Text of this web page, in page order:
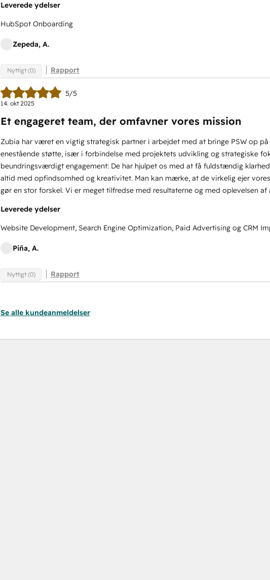
Leverede ydelser
HubSpot Onboarding
Zepeda, A.
Nyttigt (0) Rapport
5/5
14. okt 2025
Et engageret team, der omfavner vores mission
Zubia har været en vigtig strategisk partner i arbejdet med at bringe PSW op
enestående støtte, især i forbindelse med projektets udvikling og strategiske
beundringsværdigt engagement: De har hjulpet os med at få fuldstændig
altid med opfindsomhed og kreativitet. Man kan mærke, at de virkelig ejer
gør en stor forskel. Vi er meget tilfredse med resultaterne og med oplevelsen
Leverede ydelser
Website Development, Search Engine Optimization, Paid Advertising og CRM
Piña, A.
Nyttigt (0) Rapport
Se alle kundeanmeldelser